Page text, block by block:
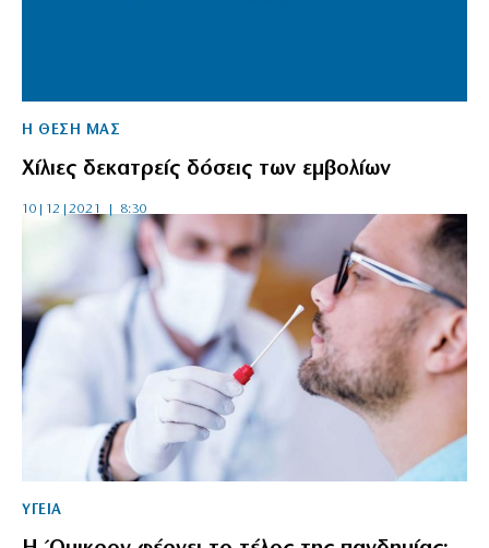
Η ΘΕΣΗ ΜΑΣ
Xίλιες δεκατρείς δόσεις των εμβολίων
10|12|2021 | 8:30
ΥΓΕΙΑ